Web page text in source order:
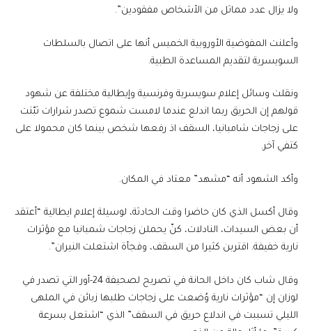
ولا يزال عدد مماثل من الأشخاص مفقودين”.
وأعلنت المفوضية الأوروبية الخميس أنها على اتصال بالسلطات
السويسرية لتقديم المساعدة الطبية.
ونقلت وسائل إعلام سويسرية وفرنسية وإيطالية مختلفة عن شهود
قولهم إن الحريق ربما اندلع عندما لامست شموع تصدر شرارات ثبّتت
على زجاجات شامبانيا، السقف اذ رفعها شخص بينما كان محمولا على
كتفي آخر.
وأكد الشهود أنه “مشهد” معتاد في المكان.
وقال أكسل الذي كان حاضرا وقت الحادثة، لوسيلة إعلام ايطالية “أعتقد
أن بعض السيدات، النادلات، كنّ يحملن زجاجات شمبانيا مع مؤثرات
نارية خفيفة. اقتربن كثيرا من السقف، وفجأة اشتعلت النيران”.
وقال شاب كان داخل الحانة في تصريح لصحيفة 24-أور التي تصدر في
لوزان إن “مؤثرات نارية وُضعت على زجاجات طلبها زبائن في الملهى
الليلي تسببت في اندلاع حريق في السقف” الذي “اشتعل بسرعة